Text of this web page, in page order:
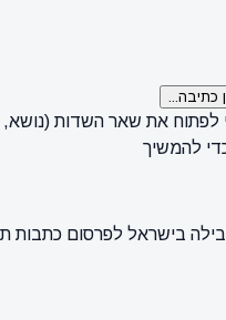
כתיבה...
לפתוח את שאר השדות (נושא,
להמשיך